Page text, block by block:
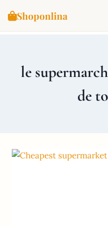
contenu
Shoponlina
le
de